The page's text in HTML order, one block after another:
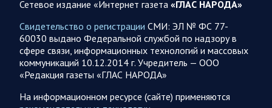
вызванные…
06.08.2026 10:19
Спецоперация
Фронтовая сводка Олега Царева на утро 5 августа
2026 года
За ночь силами ПВО перехвачены и уничтожены 605
украинских БПЛА: БПЛА сбивали над территориями
Сетевое издание «Интернет газета «ГЛАС НАРОДА»
Свидетельство о регистрации СМИ: ЭЛ № ФС 77-
60030 выдано Федеральной службой по надзору в
сфере связи, информационных технологий и массовых
коммуникаций 10.12.2014 г. Учредитель — ООО
«Редакция газеты «ГЛАС НАРОДА»
На информационном ресурсе (сайте) применяются